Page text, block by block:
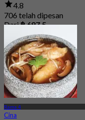
4.8
706 telah dipesan
Dari฿ 697.5
Rama 4
Cina